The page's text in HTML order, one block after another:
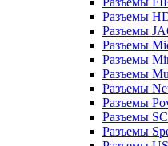
Разъемы
Разъемы
Разъемы
Разъемы
Разъемы
Разъемы
Разъемы
Разъемы
Разъемы